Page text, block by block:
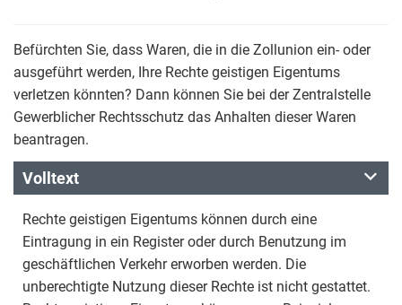
Befürchten Sie, dass Waren, die in die Zollunion ein- oder
ausgeführt werden, Ihre Rechte geistigen Eigentums
verletzen könnten? Dann können Sie bei der Zentralstelle
Gewerblicher Rechtsschutz das Anhalten dieser Waren
beantragen.
Volltext
Rechte geistigen Eigentums können durch eine
Eintragung in ein Register oder durch Benutzung im
geschäftlichen Verkehr erworben werden. Die
unberechtigte Nutzung dieser Rechte ist nicht gestattet.